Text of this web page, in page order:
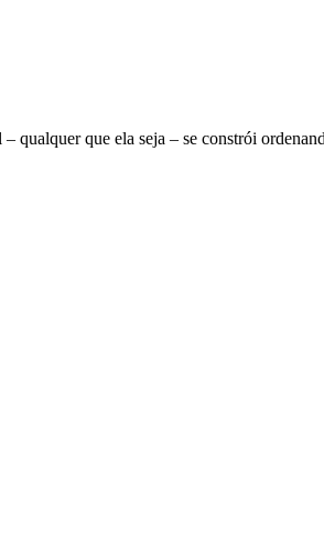
qualquer que ela seja – se constrói